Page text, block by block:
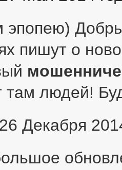
эпопею)
пишут о
людей!
Декабря